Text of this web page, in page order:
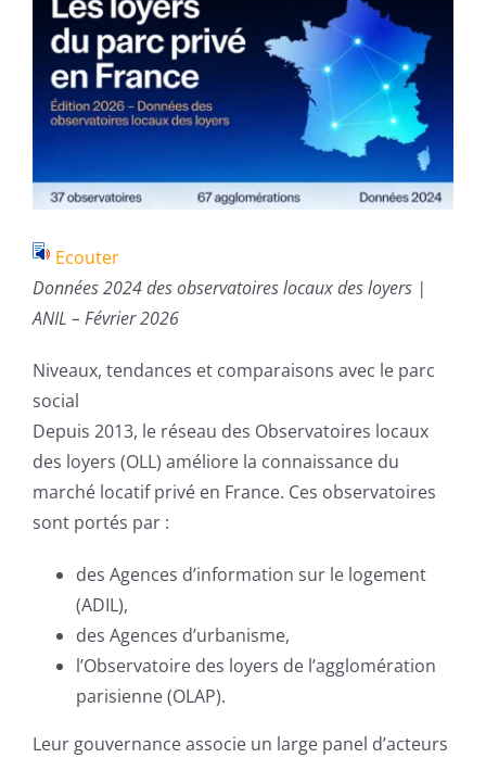
l'image
agrandie
Ecouter
Données 2024 des observatoires locaux des loyers |
ANIL – Février 2026
Niveaux, tendances et comparaisons avec le parc
social
Depuis 2013, le réseau des Observatoires locaux
des loyers (OLL) améliore la connaissance du
marché locatif privé en France. Ces observatoires
sont portés par :
des Agences d’information sur le logement
(ADIL),
des Agences d’urbanisme,
l’Observatoire des loyers de l’agglomération
parisienne (OLAP).
Leur gouvernance associe un large panel d’acteurs